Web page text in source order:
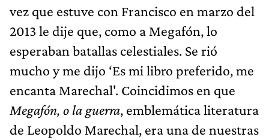
vez que estuve con Francisco en marzo del
2013 le dije que, como a Megafón, lo
esperaban batallas celestiales. Se rió
mucho y me dijo ‘Es mi libro preferido, me
encanta Marechal'. Coincidimos en que
Megafón, o la guerra, emblemática literatura
de Leopoldo Marechal, era una de nuestras